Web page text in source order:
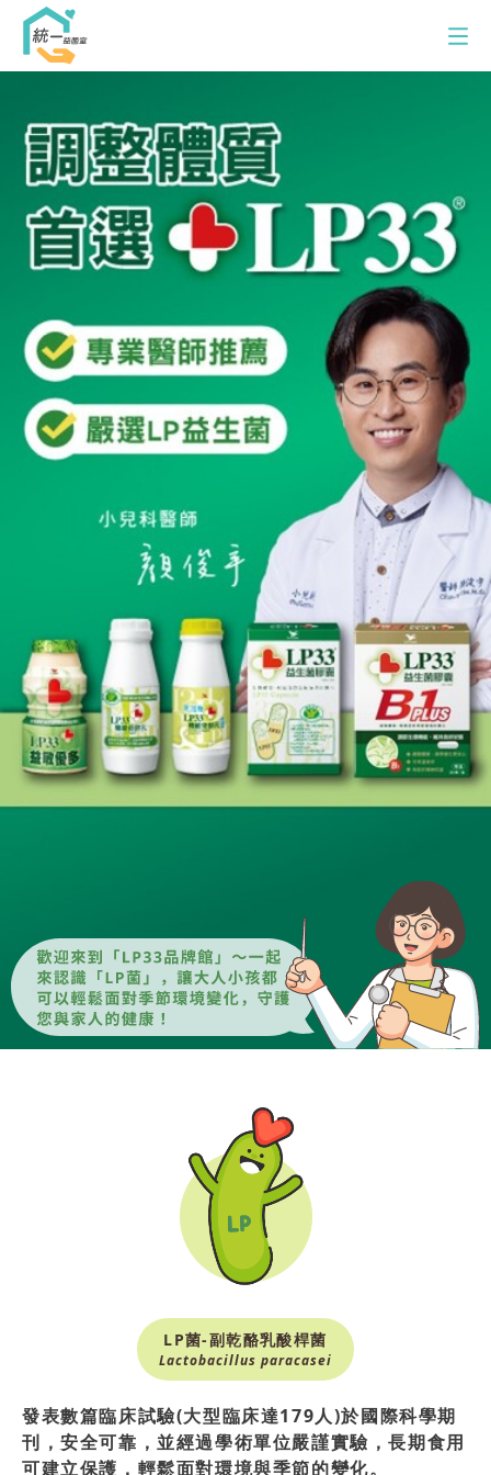
統一益菌室
AB品牌館
LP33品牌館
最新消息
訂購專線：0800-00-9433
服務時間：週一至五 8:00-12:00/13:00-17:00
P
牌
館
LP菌-副乾酪乳酸桿菌
Lactobacillus paracasei
發表數篇臨床試驗(大型臨床達179人)於國際科學期
刊，安全可靠，並經過學術單位嚴謹實驗，長期食用
可建立保護，輕鬆面對環境與季節的變化。